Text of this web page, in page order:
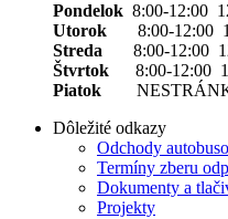
Pondelok 8:00-12:00
Utorok 8:00-12:00
Streda 8:00-12:00
Štvrtok
8:00-12:00
Piatok
Dôležité odkazy
Odchody
Termíny zberu
Dokumenty a
Projekty